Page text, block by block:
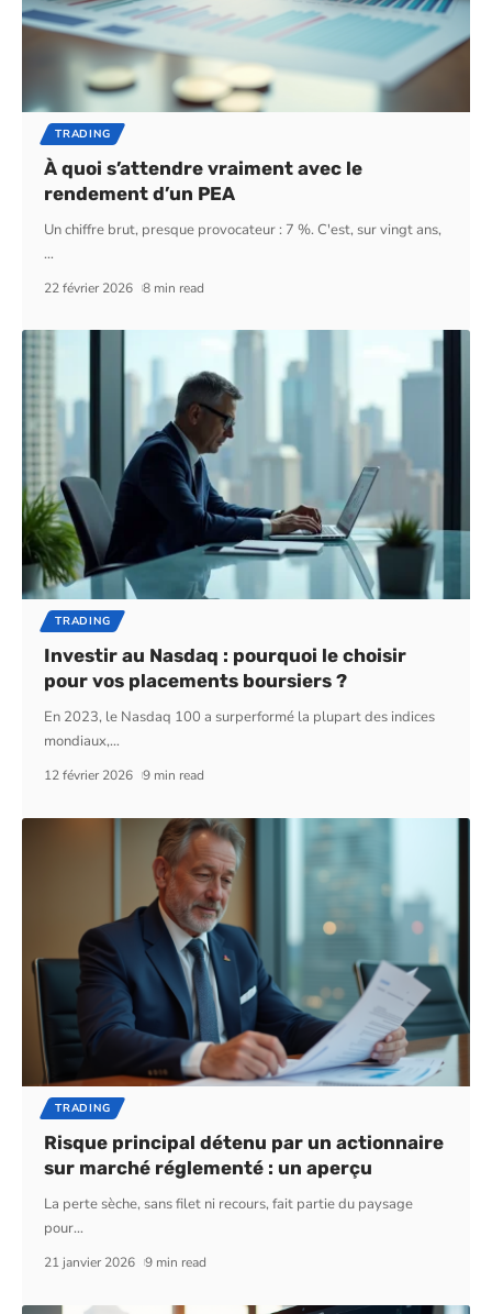
TRADING
À quoi s’attendre vraiment avec le
rendement d’un PEA
Un chiffre brut, presque provocateur : 7 %. C'est, sur vingt ans,
…
22 février 2026 8 min read
TRADING
Investir au Nasdaq : pourquoi le choisir
pour vos placements boursiers ?
En 2023, le Nasdaq 100 a surperformé la plupart des indices
mondiaux,…
12 février 2026 9 min read
TRADING
Risque principal détenu par un actionnaire
sur marché réglementé : un aperçu
La perte sèche, sans filet ni recours, fait partie du paysage
pour…
21 janvier 2026 9 min read